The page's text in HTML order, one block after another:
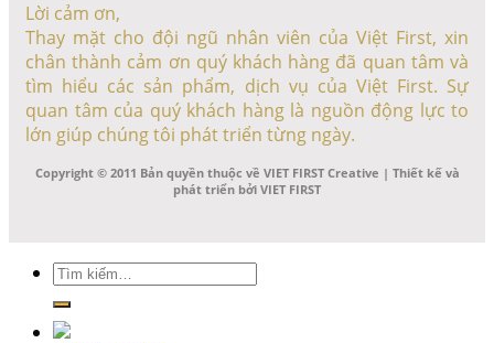
Lời cảm ơn,
Thay mặt cho đội ngũ nhân viên của Việt First, xin
chân thành cảm ơn quý khách hàng đã quan tâm và
tìm hiểu các sản phẩm, dịch vụ của Việt First. Sự
quan tâm của quý khách hàng là nguồn động lực to
lớn giúp chúng tôi phát triển từng ngày.
Copyright © 2011 Bản quyền thuộc về VIET FIRST Creative | Thiết kế và
phát triển bởi VIET FIRST
Tìm
kiếm: